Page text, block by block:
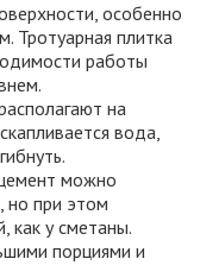
особенно
Тротуарная плитка
работы
на
вода,
можно
но при этом
как у сметаны.
порциями и